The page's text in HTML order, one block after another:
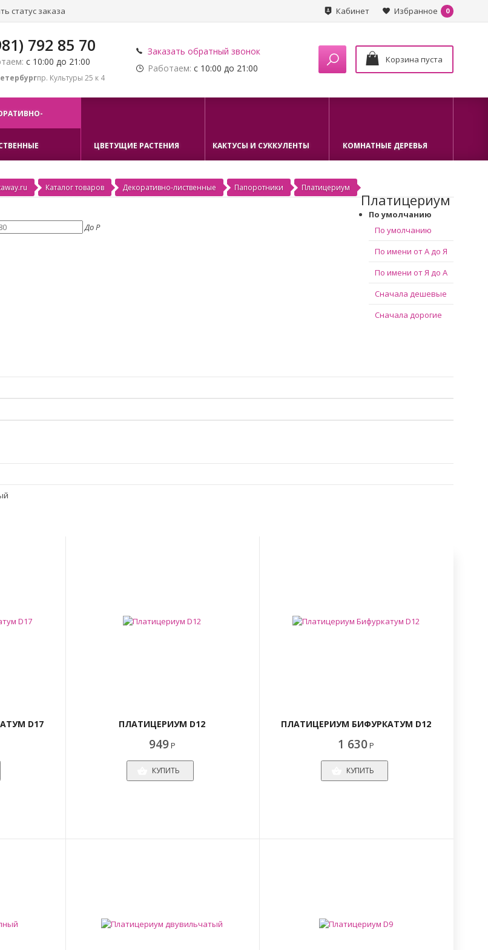
статус заказа Избранное 0
Кабинет
792 85 70
с 10:00 до 21:00
пр. Культуры 25 к 4
Заказать обратный звонок
Работаем: с 10:00 до 21:00
Корзина пуста
ЦВЕТУЩИЕ РАСТЕНИЯ КАКТУСЫ И СУККУЛЕНТЫ КОМНАТНЫЕ ДЕРЕВЬЯ
Каталог товаров Декоративно-лиственные Папоротники Платицериум
Платицериум
По умолчанию
По умолчанию
По имени от А до Я
По имени от Я до А
Сначала дешевые
Сначала дорогие
ДоР
D17 ПЛАТИЦЕРИУМ D12
949Р
КУПИТЬ
ПЛАТИЦЕРИУМ БИФУРКАТУМ D12
1 630Р
КУПИТЬ